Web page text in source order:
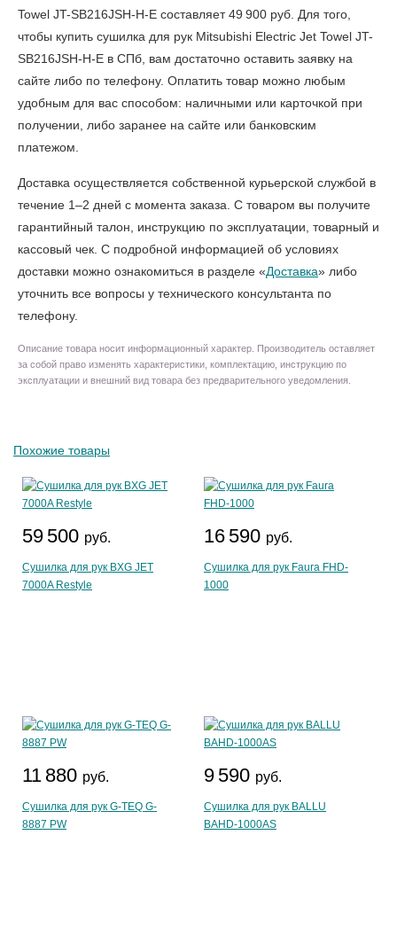
Towel JT-SB216JSH-H-E составляет 49 900 руб. Для того,
чтобы купить сушилка для рук Mitsubishi Electric Jet Towel JT-
SB216JSH-H-E в СПб , вам достаточно оставить заявку на
сайте либо по телефону. Оплатить товар можно любым
удобным для вас способом: наличными или карточкой при
получении, либо заранее на сайте или банковским
платежом.
Доставка осуществляется собственной курьерской службой в
течение 1–2 дней с момента заказа. С товаром вы получите
гарантийный талон, инструкцию по эксплуатации, товарный и
кассовый чек. С подробной информацией об условиях
доставки можно ознакомиться в разделе «Доставка» либо
уточнить все вопросы у технического консультанта по
телефону.
Описание товара носит информационный характер. Производитель оставляет
за собой право изменять характеристики, комплектацию, инструкцию по
эксплуатации и внешний вид товара без предварительного уведомления.
Похожие товары
59 500 руб.
Сушилка для рук BXG JET
7000A Restyle
16 590 руб.
Сушилка для рук Faura FHD-
1000
11 880 руб.
Сушилка для рук G-TEQ G-
8887 PW
9 590 руб.
Сушилка для рук BALLU
BAHD-1000AS